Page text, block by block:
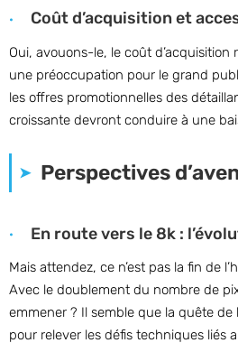
Coût d’acquisition et
Oui, avouons-le, le coût
une préoccupation pour le grand
les offres promotionnelles des
croissante devront conduire à une
Perspectives
En route vers le 8k :
Mais attendez, ce n’est pas la fin de
Avec le doublement du nombre de
emmener ? Il semble que la quête
pour relever les défis techniques liés